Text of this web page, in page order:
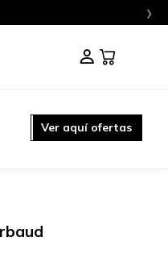
›
Ver aquí ofertas